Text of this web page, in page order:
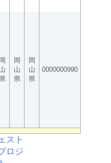
岡
山
県
岡
山
県
岡
山
県
0000000990